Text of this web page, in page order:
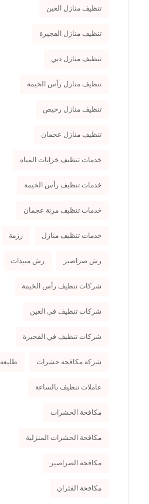
تنظيف منازل العين
تنظيف منازل الفجيرة
تنظيف منازل دبي
تنظيف منازل رأس الخيمة
تنظيف منازل رخيص
تنظيف منازل عجمان
خدمات تنظيف خزانات المياه
خدمات تنظيف رأس الخيمة
خدمات تنظيف مرنة عجمان
خدمات تنظيف منازل رزمة
رش صراصير رش مبيدات
شركات تنظيف رأس الخيمة
شركات تنظيف في العين
شركات تنظيف في الفجيرة
شركة مكافحة حشرات طليعة
عاملات تنظيف بالساعة
مكافحة الحشرات
مكافحة الحشرات المنزلية
مكافحة الصراصير
مكافحة الفئران